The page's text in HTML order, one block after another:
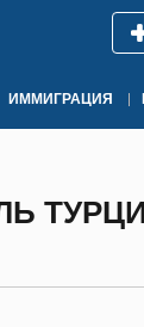
ИММИГРАЦИЯ